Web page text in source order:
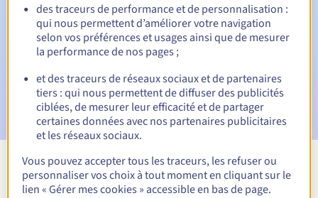
date d'échéance
E-mail le jour de l'expirationpour notification de la
suspension du nom de domaine
E-mail après la période de grâce de rédemptionpour
notification de la suppression du nom de domaine
Voir toutes les extensions
des traceurs de performance et de personnalisation :
qui nous permettent d’améliorer votre navigation
selon vos préférences et usages ainsi que de mesurer
la performance de nos pages ;
et des traceurs de réseaux sociaux et de partenaires
tiers : qui nous permettent de diffuser des publicités
ciblées, de mesurer leur efficacité et de partager
certaines données avec nos partenaires publicitaires
et les réseaux sociaux.
Vous pouvez accepter tous les traceurs, les refuser ou
personnaliser vos choix à tout moment en cliquant sur le
lien « Gérer mes cookies » accessible en bas de page.